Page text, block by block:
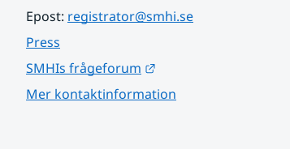
Epost: registrator@smhi.se
Press
SMHIs frågeforum
Mer kontaktinformation